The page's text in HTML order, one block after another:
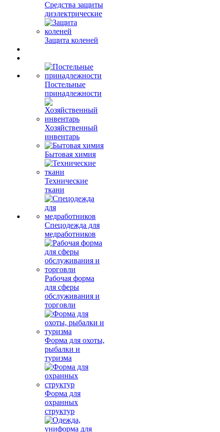
Средства защиты
диэлектрические
Защита коленей
Постельные
принадлежности
Хозяйственный
инвентарь
Бытовая химия
Технические
ткани
Спецодежда для
медработников
Рабочая форма
для сферы
обслуживания и
торговли
Форма для охоты,
рыбалки и
туризма
Форма для
охранных
структур